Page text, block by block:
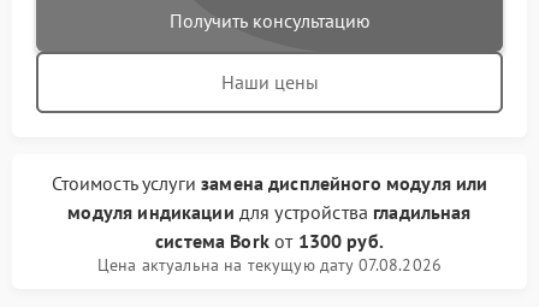
Получить консультацию
Наши цены
Стоимость услугизамена дисплейного модуля или
модуля индикации для устройства гладильная
система Borkот 1300 руб.
Цена актуальна на текущую дату 07.08.2026